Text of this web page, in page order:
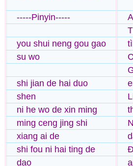
-----Pinyin-----
you shui neng gou gao
su wo
shi jian de hai duo
shen
ni he wo de xin ming
ming ceng jing shi
xiang ai de
shi fou ni hai ting de
dao